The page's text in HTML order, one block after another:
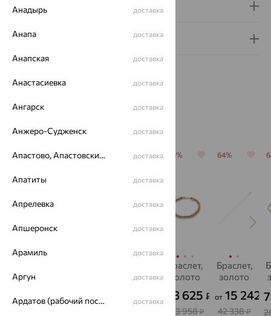
Доставка и оплата
Гарантия и возврат
64%
золото,
De Fleur
10 439₽
64%
47 416
золото
₽
64%
Браслет,
золото
98 625 ₽
273 958₽
64%
Браслет,
золото
от 15 242 ₽
42 338₽
Анадырь доставка
Анапа доставка
Анапская доставка
Анастасиевка доставка
Ангарск доставка
Анжеро-Судженск доставка
Апастово, Апастовский район доставка
Апатиты доставка
Апрелевка доставка
Апшеронск доставка
Арамиль доставка
Аргун доставка
Ардатов (рабочий поселок) доставка